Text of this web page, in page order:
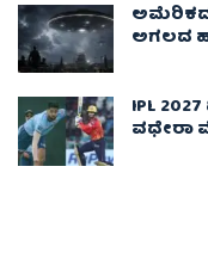
ಅಮೆರಿಕದ
ಅಗಲದ
IPL
ವಧೇರಾ